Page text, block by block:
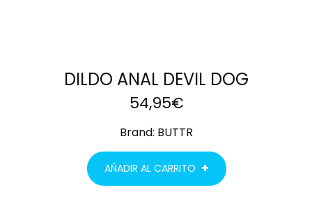
DILDO ANAL DEVIL DOG
54,95€
Brand: BUTTR
AÑADIR AL CARRITO